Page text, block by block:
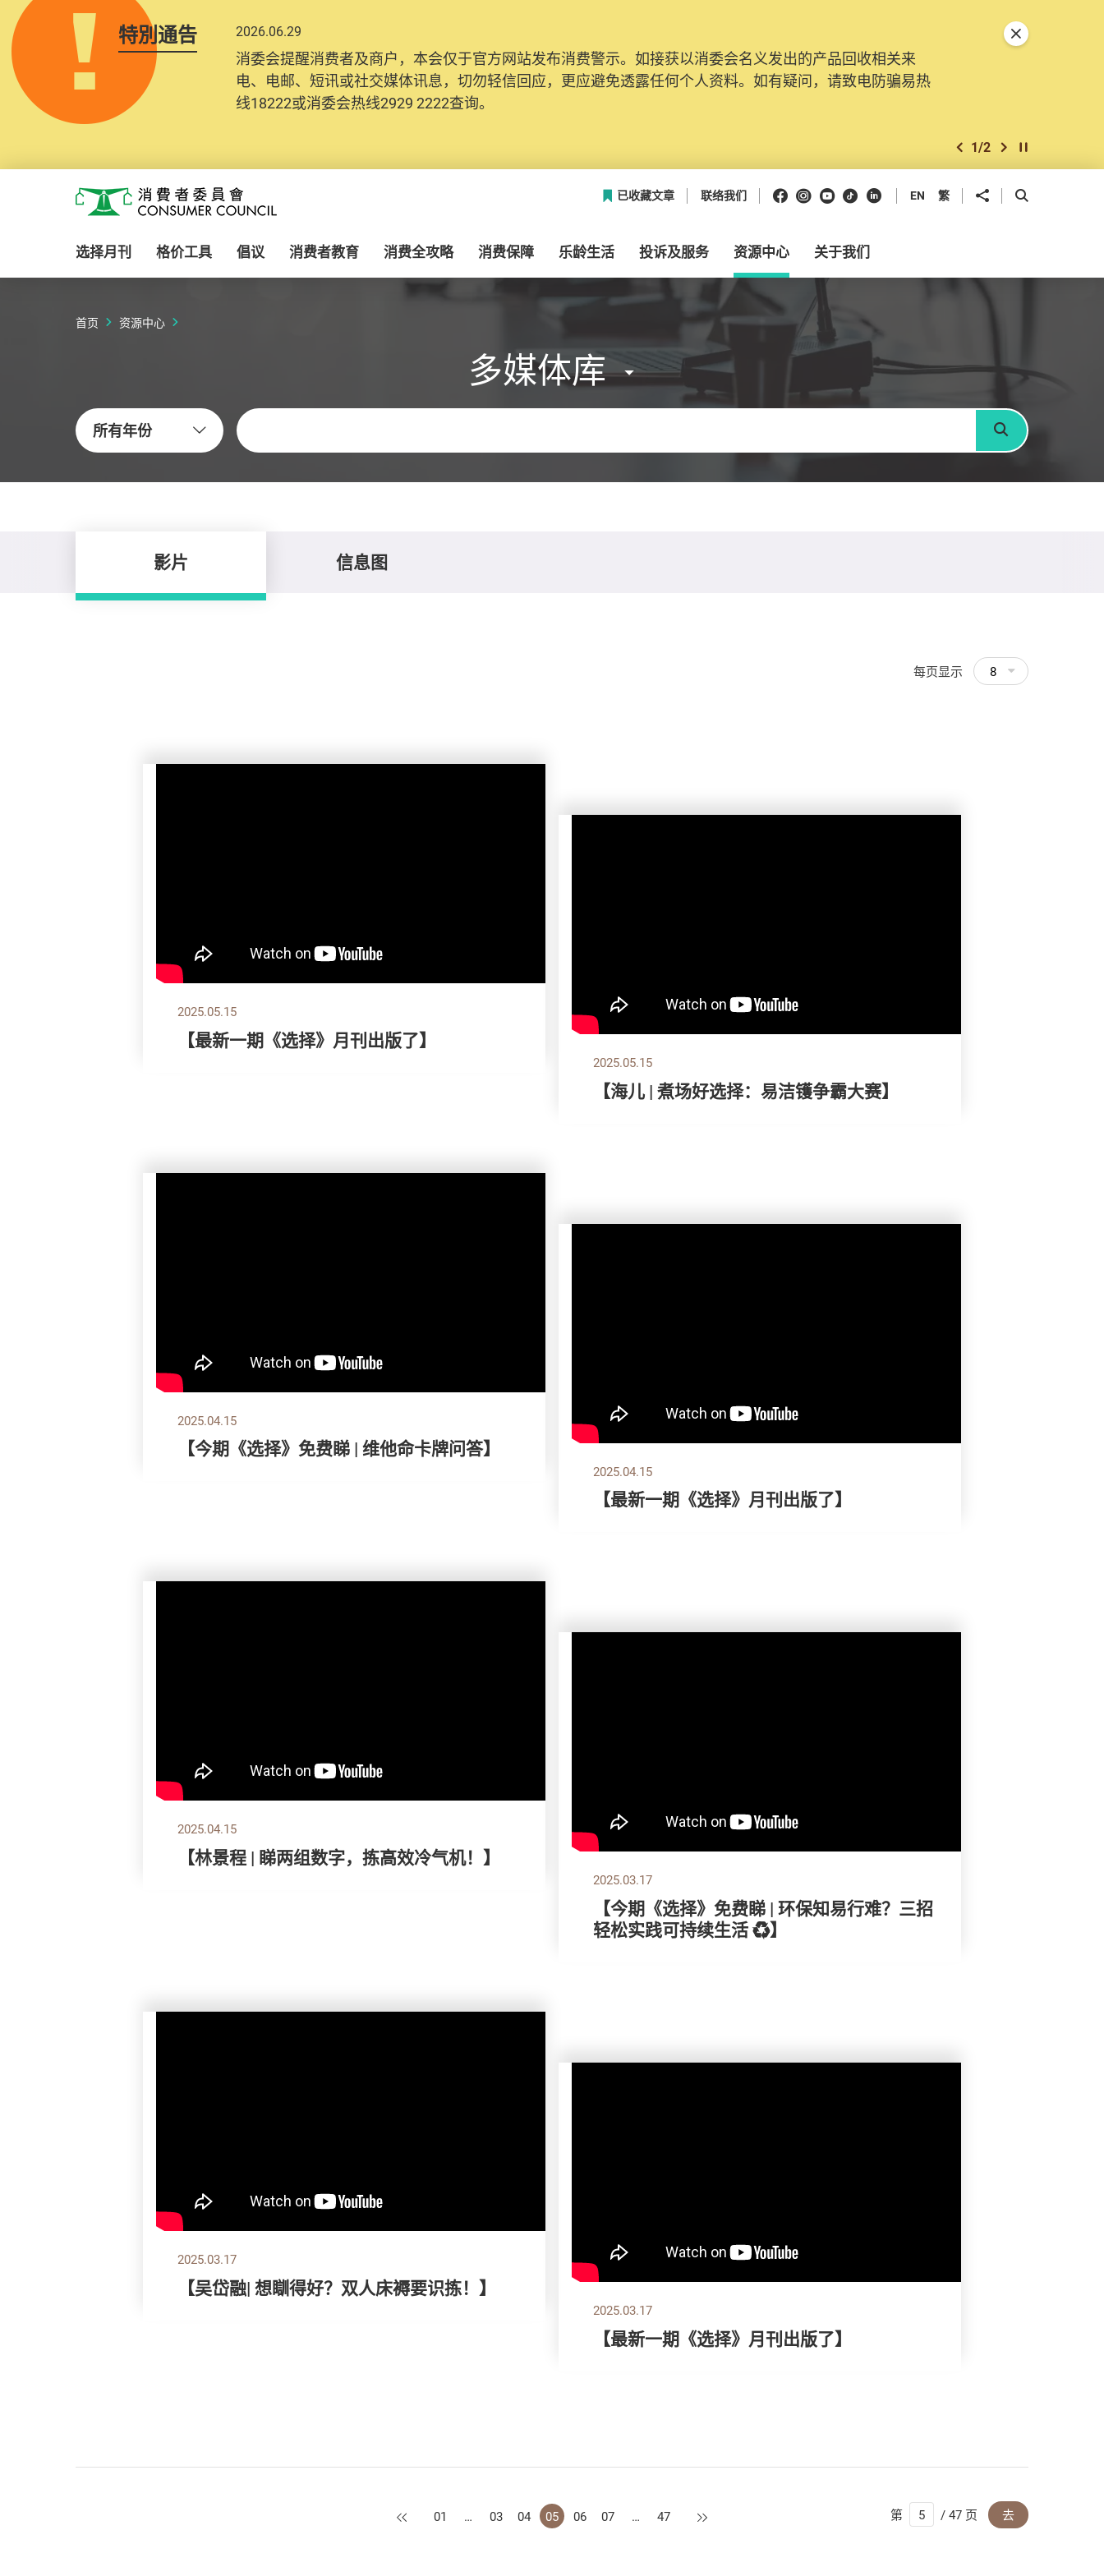
特別通告 2026.06.29
消委会提醒消费者及商户，本会仅于官方网站发布消费警示。如接获以消委会名义发出的产品回收相关来
电、电邮、短讯或社交媒体讯息，切勿轻信回应，更应避免透露任何个人资料。如有疑问，请致电防骗易热
线18222或消委会热线2929 2222查询。
2025.10.31
为提升使用者体验及网络安全，本会的投诉处理系统已经进行升级及推出新功能。由2025年11月10日起，
消费者需要提供基本联络资料（包括姓名、电邮及电话）注册帐户，才可提交投诉、查询及建议。所有提交
纪录将清晰整合于帐户中，方便日后作出跟进。
上一个
2/2 下一个开始/暂停幻灯
关闭特別通告
消费者委员会
已收藏文章 联络我们 Facebook
Instagram
Youtube
抖音领英 EN 繁 分享到 开启搜寻框
选择月刊 格价工具 倡议 消费者教育 消费全攻略 消费保障 乐龄生活 投诉及服务 资源中心 关于我们
首页 资源中心
多媒体库
所有年份
关键字
搜寻
影片 信息图
每页显示 8
2025.05.15
【最新一期《选择》月刊出版了】
2025.05.15
【海儿 | 煮场好选择：易洁镬争霸大赛】
2025.04.15
【今期《选择》免费睇 | 维他命卡牌问答】
2025.04.15
【最新一期《选择》月刊出版了】
2025.04.15
【林景程 | 睇两组数字，拣高效冷气机！】
2025.03.17
【今期《选择》免费睇 | 环保知易行难？三招
轻松实践可持续生活 ♻️】
2025.03.17
【吴岱融| 想瞓得好？双人床褥要识拣！】
2025.03.17
【最新一期《选择》月刊出版了】
上一页
01 … 03 04 05 06 07 … 47 下一页 第 / 47 页 去